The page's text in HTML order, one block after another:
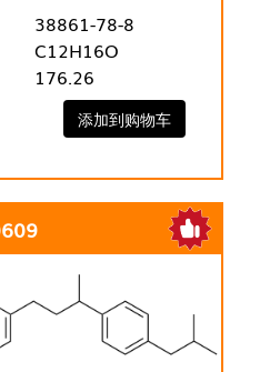
38861-78-8
C12H16O
176.26
添加到购物车